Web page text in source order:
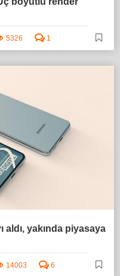
5326 1
aldı, yakında piyasaya
14003 6